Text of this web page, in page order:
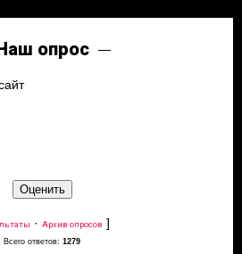
опрос
· Архив опросов ]
Всего ответов: 1279